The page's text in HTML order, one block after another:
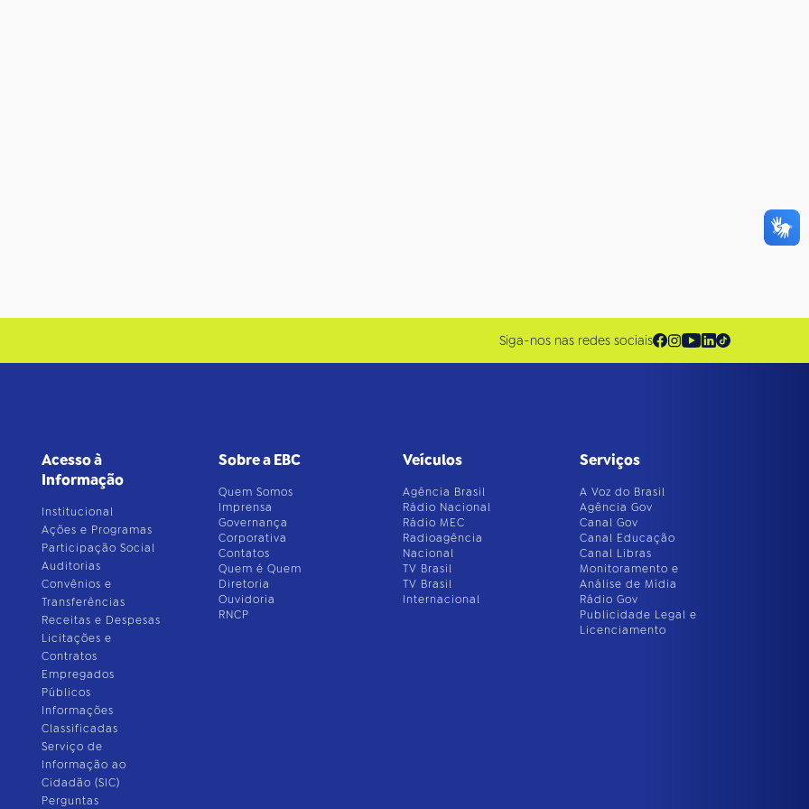
Siga-nos nas redes sociais
Acesso à
Informação
Institucional
Ações e Programas
Participação Social
Auditorias
Convênios e
Transferências
Receitas e Despesas
Licitações e
Contratos
Empregados
Públicos
Informações
Classificadas
Serviço de
Informação ao
Cidadão (SIC)
Perguntas
Sobre a EBC
Quem Somos
Imprensa
Governança
Corporativa
Contatos
Quem é Quem
Diretoria
Ouvidoria
RNCP
Veículos
Agência Brasil
Rádio Nacional
Rádio MEC
Radioagência
Nacional
TV Brasil
TV Brasil
Internacional
Serviços
A Voz do Brasil
Agência Gov
Canal Gov
Canal Educação
Canal Libras
Monitoramento e
Análise de Mídia
Rádio Gov
Publicidade Legal e
Licenciamento